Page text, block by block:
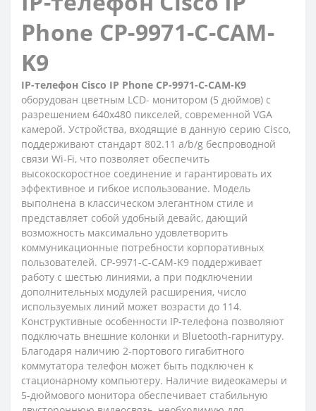
Phone CP-9971-C-CAM-
K9
IP-телефон Cisco IP Phone CP-9971-C-CAM-K9
оборудован цветным LCD- монитором (5 дюймов) с
разрешением 640х480 пикселей, современной VGA
камерой. Устройства, входящие в данную серию Cisco,
поддерживают стандарт 802.11 a/b/g беспроводной
связи Wi-Fi, что позволяет обеспечить
высокоскоростное соединение и гарантировать их
эффективное и гибкое использование. Модель
выполнена в классическом элегантном стиле и
представляет собой удобный девайс, дающий
возможность максимально удовлетворить
коммуникационные потребности корпоративных
пользователей. CP-9971-C-CAM-K9 поддерживает
работу с шестью линиями, а при подключении
дополнительных модулей расширения, число
используемых линий может возрасти до 114.
Конструктивные особенности IP-телефона позволяют
подключать внешние колонки и Bluetooth-гарнитуру.
Благодаря наличию 2-портового гигабитного
коммутатора телефон может быть подключен к
стационарному компьютеру. Наличие видеокамеры и
5-дюймового монитора обеспечивает стабильную